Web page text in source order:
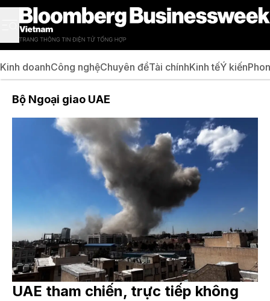
Kinh doanhCông nghệChuyên đềTài chínhKinh tếÝ kiến
Bộ Ngoại giao UAE
UAE tham chiến, trực tiếp không